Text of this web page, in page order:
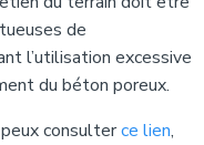
de
l’utilisation excessive
du béton poreux.
consulterce lien,